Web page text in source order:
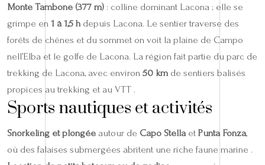
Monte Tambone (377 m) : colline dominant Lacona ; elle se
grimpe en 1 à 1,5 h depuis Lacona. Le sentier traverse des
forêts de chênes et du sommet on voit la plaine de Campo
nell’Elba et le golfe de Lacona. La région fait partie du parc de
trekking de Lacona, avec environ 50 km de sentiers balisés
propices au trekking et au VTT .
Sports nautiques et activités
Snorkeling et plongée autour de Capo Stella et Punta Fonza,
où des falaises submergées abritent une riche faune marine .